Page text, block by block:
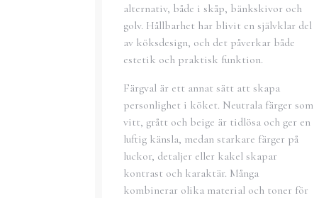
alternativ, både i skåp, bänkskivor och
golv. Hållbarhet har blivit en självklar del
av köksdesign, och det påverkar både
estetik och praktisk funktion.
Färgval är ett annat sätt att skapa
personlighet i köket. Neutrala färger som
vitt, grått och beige är tidlösa och ger en
luftig känsla, medan starkare färger på
luckor, detaljer eller kakel skapar
kontrast och karaktär. Många
kombinerar olika material och toner för